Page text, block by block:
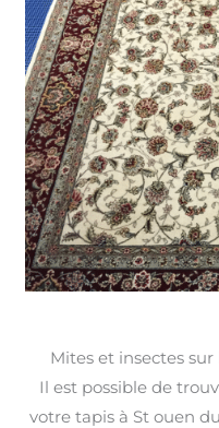
Mites et insectes
Il est possible de
votre tapis à St ouen